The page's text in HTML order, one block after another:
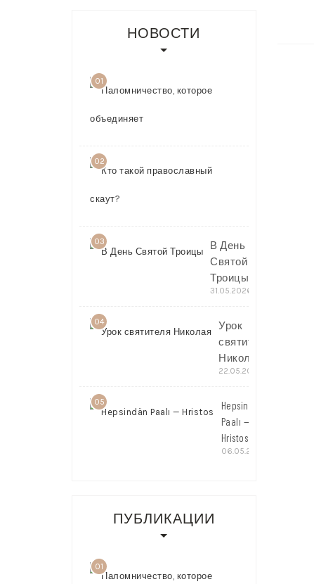
НОВОСТИ
01
02
03
В День
Святой
Троицы
31.05.2026
04
Урок
святителя
Николая
22.05.2026
05
Hepsindän
Paalı —
Hristos
06.05.2026
ПУБЛИКАЦИИ
01